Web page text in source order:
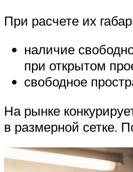
При расчете их
наличие
при открытом
свободное
На рынке
в размерной сетке.